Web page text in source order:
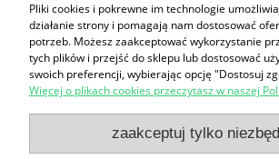
Warszawskie getto / Wacław
Pliki cookies i pokrewne im technologie
działanie strony i pomagają nam dostosować
potrzeb. Możesz zaakceptować wykorzystanie
tych plików i przejść do sklepu lub dostosować
swoich preferencji, wybierając opcję "Dostosuj
Więcej o plikach cookies przeczytasz w naszej
zaakceptuj tylko